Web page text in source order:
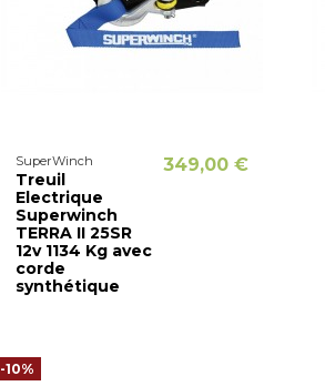
SuperWinch
Treuil
Electrique
Superwinch
TERRA II 25SR
12v 1134 Kg avec
corde
synthétique
349,00 €
-10%